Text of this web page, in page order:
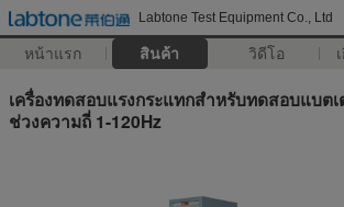
Labtone Test Equipment Co., Ltd
หน้าแรก สินค้า วิดีโอ
เครื่องทดสอบแรงกระแทกสำหรับทดสอบแบต
ช่วงความถี่ 1-120Hz